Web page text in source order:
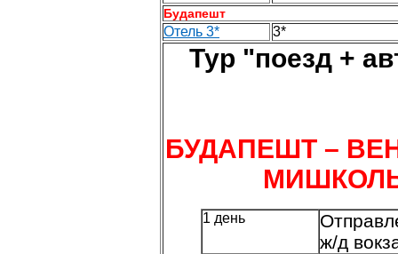
Будапешт
Отель 3* 3*
Тур "поезд +
БУДАПЕШТ –
1 день
ж/д